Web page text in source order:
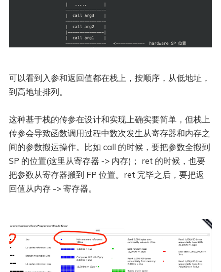
可以看到入参和返回值都在栈上，按顺序，从低地址，
到高地址排列。
这种基于栈的传参在设计和实现上确实要简单，但栈上
传参会导致函数调用过程中数次发生从寄存器和内存之
间的参数搬运操作。比如 call 的时候，要把参数全搬到
SP 的位置(这里从寄存器 -> 内存)； ret 的时候，也要
把参数从寄存器搬到 FP 位置。ret 完毕之后，要把返
回值从内存 -> 寄存器。